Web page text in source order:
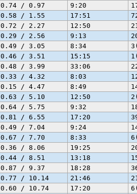
0.74 / 0.97 9:20
0.58 / 1.55 17:51
0.72 / 2.27 12:50
0.29 / 2.56 9:13
0.49 / 3.05 8:34
0.46 / 3.51 15:15
0.48 / 3.99 33:06
0.33 / 4.32 8:03
0.15 / 4.47 8:49
0.63 / 5.10 12:50
0.64 / 5.75 9:32
0.81 / 6.55 17:20
0.49 / 7.04 9:24
0.67 / 7.70 8:33
0.36 / 8.06 19:25
0.44 / 8.51 13:18
0.87 / 9.37 18:28
0.77 / 10.14 21:46
0.60 / 10.74 17:20